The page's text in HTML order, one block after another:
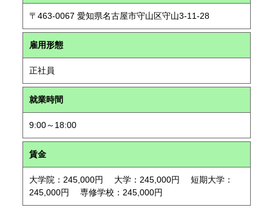
〒463-0067 愛知県名古屋市守山区守山3-11-28
雇用形態
正社員
就業時間
9:00～18:00
賃金
大学院：245,000円 大学：245,000円 短期大学：
245,000円 専修学校：245,000円